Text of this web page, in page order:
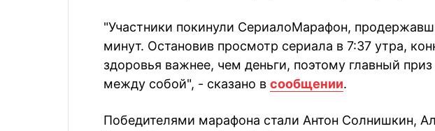
"Участники покинули СериалоМарафон,
минут. Остановив просмотр сериала в 7:37 утра,
здоровья важнее, чем деньги, поэтому главный
между собой", - сказано в сообщении.
Победителями марафона стали Антон Солнишкин,